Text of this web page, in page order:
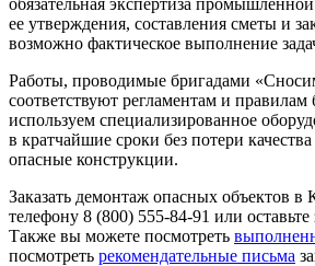
ее утверждения, составления сметы и
возможно фактическое выполнение
Работы, проводимые бригадами
соответствуют регламентам и
используем специализированное
в кратчайшие сроки без потери
опасные конструкции.
Заказать демонтаж опасных объектов
телефону 8 (800) 555-84-91 или оставьте
Также вы можете посмотреть
посмотреть рекомендательные письма